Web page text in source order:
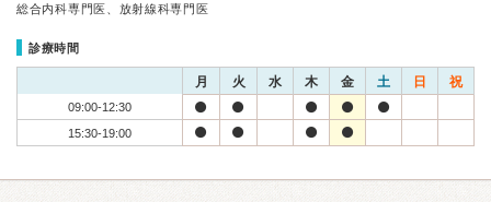
総合内科専門医、放射線科専門医
診療時間
月 火 水 木 金 土 日 祝
09:00-12:30
15:30-19:00